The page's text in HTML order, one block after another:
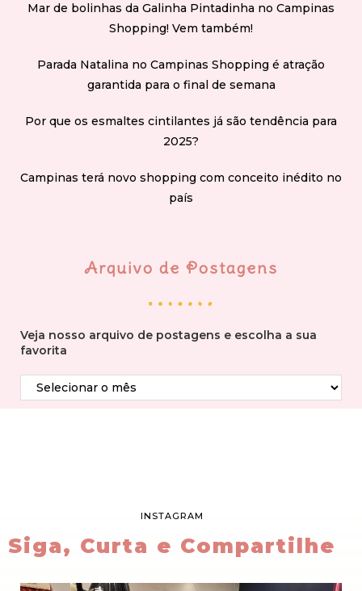
Mar de bolinhas da Galinha Pintadinha no Campinas
Shopping! Vem também!
Parada Natalina no Campinas Shopping é atração
garantida para o final de semana
Por que os esmaltes cintilantes já são tendência para
2025?
Campinas terá novo shopping com conceito inédito no
país
Arquivo de Postagens
Veja nosso arquivo de postagens e escolha a sua
favorita
INSTAGRAM
Siga, Curta e Compartilhe